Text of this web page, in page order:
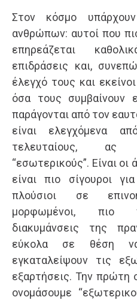
Στον κόσμο
ανθρώπων: αυτοί που
επηρεάζεται
επιδράσεις και,
έλεγχό τους και
όσα τους συμβαίνουν
παράγονται από τον
είναι ελεγχόμενα
τελευταίους, ας
“εσωτερικούς”. Είναι
είναι πιο σίγουροι
πλούσιοι σε
μορφωμένοι, πιο
διακυμάνσεις της
εύκολα σε θέση
εγκαταλείψουν τις
εξαρτήσεις. Την
ονομάσουμε